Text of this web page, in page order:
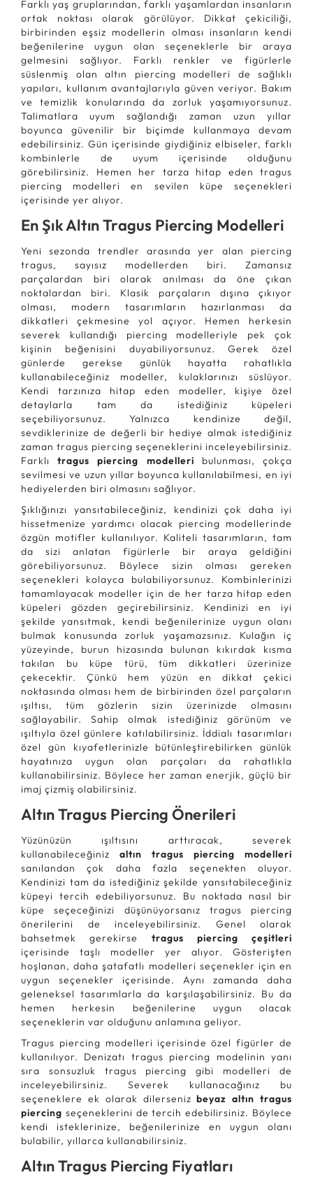
Farklı yaş gruplarından, farklı yaşamlardan insanların
ortak noktası olarak görülüyor. Dikkat çekiciliği,
birbirinden eşsiz modellerin olması insanların kendi
beğenilerine uygun olan seçeneklerle bir araya
gelmesini sağlıyor. Farklı renkler ve figürlerle
süslenmiş olan altın piercing modelleri de sağlıklı
yapıları, kullanım avantajlarıyla güven veriyor. Bakım
ve temizlik konularında da zorluk yaşamıyorsunuz.
Talimatlara uyum sağlandığı zaman uzun yıllar
boyunca güvenilir bir biçimde kullanmaya devam
edebilirsiniz. Gün içerisinde giydiğiniz elbiseler, farklı
kombinlerle de uyum içerisinde olduğunu
görebilirsiniz. Hemen her tarza hitap eden tragus
piercing modelleri en sevilen küpe seçenekleri
içerisinde yer alıyor.
En Şık Altın Tragus Piercing Modelleri
Yeni sezonda trendler arasında yer alan piercing
tragus, sayısız modellerden biri. Zamansız
parçalardan biri olarak anılması da öne çıkan
noktalardan biri. Klasik parçaların dışına çıkıyor
olması, modern tasarımların hazırlanması da
dikkatleri çekmesine yol açıyor. Hemen herkesin
severek kullandığı piercing modelleriyle pek çok
kişinin beğenisini duyabiliyorsunuz. Gerek özel
günlerde gerekse günlük hayatta rahatlıkla
kullanabileceğiniz modeller, kulaklarınızı süslüyor.
Kendi tarzınıza hitap eden modeller, kişiye özel
detaylarla tam da istediğiniz küpeleri
seçebiliyorsunuz. Yalnızca kendinize değil,
sevdiklerinize de değerli bir hediye almak istediğiniz
zaman tragus piercing seçeneklerini inceleyebilirsiniz.
Farklıtragus piercing modelleri bulunması, çokça
sevilmesi ve uzun yıllar boyunca kullanılabilmesi, en iyi
hediyelerden biri olmasını sağlıyor.
Şıklığınızı yansıtabileceğiniz, kendinizi çok daha iyi
hissetmenize yardımcı olacak piercing modellerinde
özgün motifler kullanılıyor. Kaliteli tasarımların, tam
da sizi anlatan figürlerle bir araya geldiğini
görebiliyorsunuz. Böylece sizin olması gereken
seçenekleri kolayca bulabiliyorsunuz. Kombinlerinizi
tamamlayacak modeller için de her tarza hitap eden
küpeleri gözden geçirebilirsiniz. Kendinizi en iyi
şekilde yansıtmak, kendi beğenilerinize uygun olanı
bulmak konusunda zorluk yaşamazsınız. Kulağın iç
yüzeyinde, burun hizasında bulunan kıkırdak kısma
takılan bu küpe türü, tüm dikkatleri üzerinize
çekecektir. Çünkü hem yüzün en dikkat çekici
noktasında olması hem de birbirinden özel parçaların
ışıltısı, tüm gözlerin sizin üzerinizde olmasını
sağlayabilir. Sahip olmak istediğiniz görünüm ve
ışıltıyla özel günlere katılabilirsiniz. İddialı tasarımları
özel gün kıyafetlerinizle bütünleştirebilirken günlük
hayatınıza uygun olan parçaları da rahatlıkla
kullanabilirsiniz. Böylece her zaman enerjik, güçlü bir
imaj çizmiş olabilirsiniz.
Altın Tragus Piercing Önerileri
Yüzünüzün ışıltısını arttıracak, severek
kullanabileceğiniz altın tragus piercing modelleri
sanılandan çok daha fazla seçenekten oluyor.
Kendinizi tam da istediğiniz şekilde yansıtabileceğiniz
küpeyi tercih edebiliyorsunuz. Bu noktada nasıl bir
küpe seçeceğinizi düşünüyorsanız tragus piercing
önerilerini de inceleyebilirsiniz. Genel olarak
bahsetmek gerekirse tragus piercing çeşitleri
içerisinde taşlı modeller yer alıyor. Gösterişten
hoşlanan, daha şatafatlı modelleri seçenekler için en
uygun seçenekler içerisinde. Aynı zamanda daha
geleneksel tasarımlarla da karşılaşabilirsiniz. Bu da
hemen herkesin beğenilerine uygun olacak
seçeneklerin var olduğunu anlamına geliyor.
Tragus piercing modelleri içerisinde özel figürler de
kullanılıyor. Denizatı tragus piercing modelinin yanı
sıra sonsuzluk tragus piercing gibi modelleri de
inceleyebilirsiniz. Severek kullanacağınız bu
seçeneklere ek olarak dilersenizbeyaz altın tragus
piercing seçeneklerini de tercih edebilirsiniz. Böylece
kendi isteklerinize, beğenilerinize en uygun olanı
bulabilir, yıllarca kullanabilirsiniz.
Altın Tragus Piercing Fiyatları